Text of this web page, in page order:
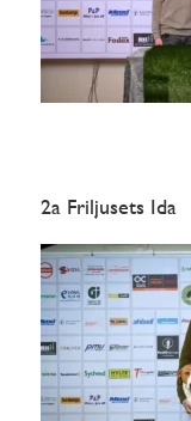
2a Friljusets Ida